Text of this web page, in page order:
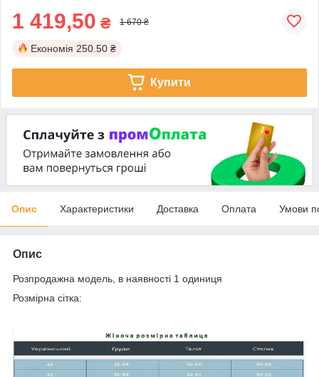
1 419,50 ₴ 1 670 ₴
Економія 250.50 ₴
Купити
Опис Характеристики Доставка Оплата Умови
Опис
Розпродажна модель, в наявності 1 одиниця
Розмірна сітка: